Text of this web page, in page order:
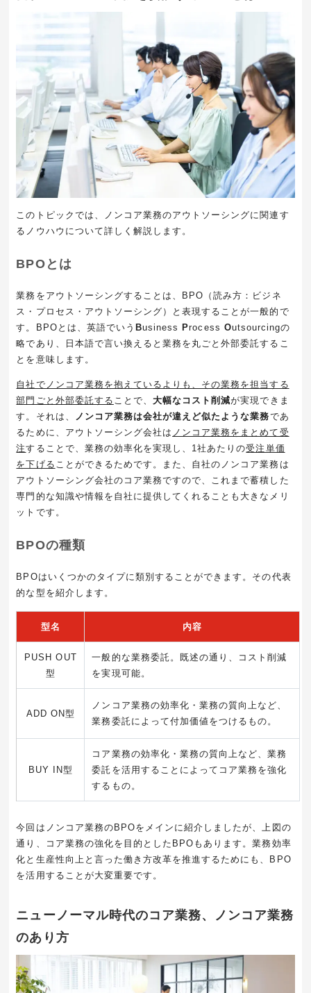
このトピックでは、ノンコア業務のアウトソーシングに関連す
るノウハウについて詳しく解説します。
BPOとは
業務をアウトソーシングすることは、BPO（読み方：ビジネ
ス・プロセス・アウトソーシング）と表現することが一般的で
す。
BPO とは、英語でいう Business Process Outsourcingの
略であり、日本語で言い換えると業務を丸ごと外部委託するこ
とを意味します。
自社でノンコア業務を抱えているよりも、その業務を担当する
部門ごと外部委託する ことで、大幅なコスト削減が実現できま
す。それは、
ノンコア業務は会社が違えど似たような業務であ
るために、アウトソーシング会社は ノンコア業務をまとめて受
注することで、業務の効率化を実現し、 1社あたりの受注単価
を下げる ことができるためです。また、自社のノンコア業務は
アウトソーシング会社のコア業務ですので、これまで蓄積した
専門的な知識や情報を自社に提供してくれることも大きなメリ
ットです。
BPOの種類
BPOはいくつかのタイプに類別することができます。その代表
的な型を紹介します。
型名 内容
PUSH OUT
型
一般的な業務委託。既述の通り、コスト削減
を実現可能。
ADD ON型
ノンコア業務の効率化・業務の質向上など、
業務委託によって付加価値をつけるもの。
BUY IN型
コア業務の効率化・業務の質向上など、業務
委託を活用することによってコア業務を強化
するもの。
今回はノンコア業務の BPOをメインに紹介しましたが、上図の
通り、コア業務の強化を目的とした BPO もあります。業務効率
化と生産性向上と言った働き方改革を推進するためにも、
BPO
を活用することが大変重要です。
ニューノーマル時代のコア業務、ノンコア業務
のあり方